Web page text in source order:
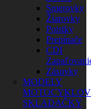
Smerovky
Žiarovky
Poistky
Prepínače
CDI
Zásuvky
MODELY
SKLADAČKY